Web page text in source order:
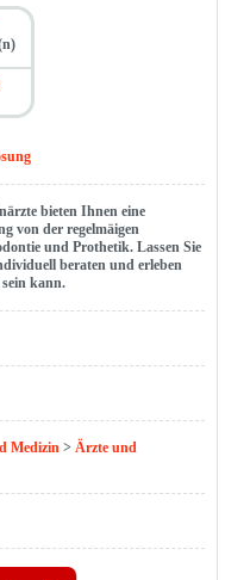
bieten Ihnen eine
von der regelmäigen
und Prothetik. Lassen Sie
beraten und erleben
kann.
Medizin> Ärzte und